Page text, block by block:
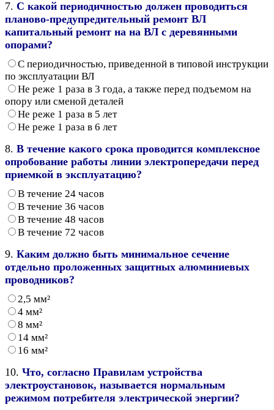
7. С какой периодичностью должен проводиться
планово-предупредительный ремонт ВЛ
капитальный ремонт на на ВЛ с деревянными
опорами?
С периодичностью, приведенной в типовой инструкции
по эксплуатации ВЛ
Не реже 1 раза в 3 года, а также перед подъемом на
опору или сменой деталей
Не реже 1 раза в 5 лет
Не реже 1 раза в 6 лет
8. В течение какого срока проводится комплексное
опробование работы линии электропередачи перед
приемкой в эксплуатацию?
В течение 24 часов
В течение 36 часов
В течение 48 часов
В течение 72 часов
9. Каким должно быть минимальное сечение
отдельно проложенных защитных алюминиевых
проводников?
2,5 мм²
4 мм²
8 мм²
14 мм²
16 мм²
10. Что, согласно Правилам устройства
электроустановок, называется нормальным
режимом потребителя электрической энергии?